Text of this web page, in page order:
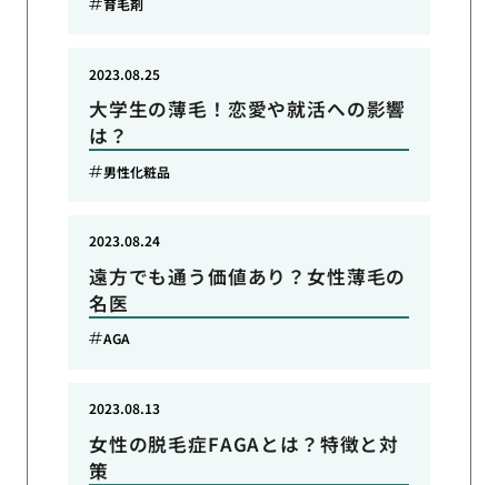
育毛剤
大学生の薄毛！恋愛や就活への影響
は？
2023.08.25
男性化粧品
遠方でも通う価値あり？女性薄毛の
名医
2023.08.24
AGA
女性の脱毛症FAGAとは？特徴と対
策
2023.08.13